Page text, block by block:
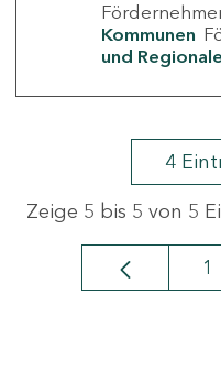
Kommunen
und
4
Zeige 5 bis 5 von 5
1